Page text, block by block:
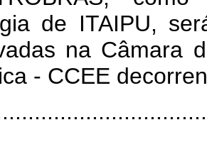
de ITAIPU,
na Câmara
- CCEE